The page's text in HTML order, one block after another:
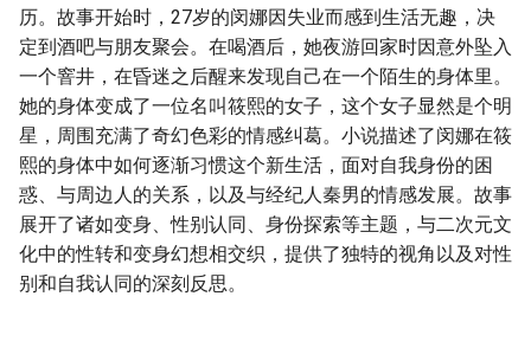
历。故事开始时，27岁的闵娜因失业而感到生活无趣，决
定到酒吧与朋友聚会。在喝酒后，她夜游回家时因意外坠入
一个窨井，在昏迷之后醒来发现自己在一个陌生的身体里。
她的身体变成了一位名叫筱熙的女子，这个女子显然是个明
星，周围充满了奇幻色彩的情感纠葛。小说描述了闵娜在筱
熙的身体中如何逐渐习惯这个新生活，面对自我身份的困
惑、与周边人的关系，以及与经纪人秦男的情感发展。故事
展开了诸如变身、性别认同、身份探索等主题，与二次元文
化中的性转和变身幻想相交织，提供了独特的视角以及对性
别和自我认同的深刻反思。